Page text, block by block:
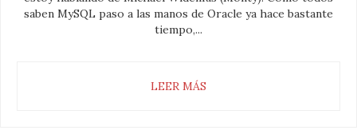
saben MySQL paso a las manos de Oracle ya hace bastante
tiempo,...
LEER MÁS